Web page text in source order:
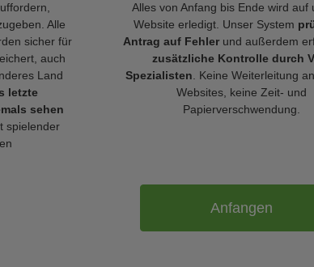
Alle
sicher für
auch
Land
letzte
sehen
spielender
Alles von Anfang bis Ende wird auf
Website erledigt. Unser System
Antrag auf Fehler und außerdem
zusätzliche Kontrolle durch
Spezialisten . Keine Weiterleitung
Websites, keine Zeit- und
Papierverschwendung.
Anfangen